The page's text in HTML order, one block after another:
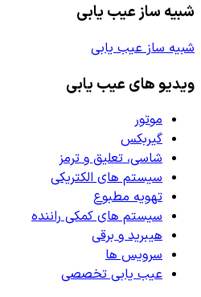
شبیه ساز عیب یابی
شبیه ساز عیب یابی
ویدیو های عیب یابی
موتور
گیربکس
شاسی، تعلیق و ترمز
سیستم های الکتریکی
تهویه مطبوع
سیستم های کمکی راننده
هیبرید و برقی
سرویس ها
عیب یابی تخصصی